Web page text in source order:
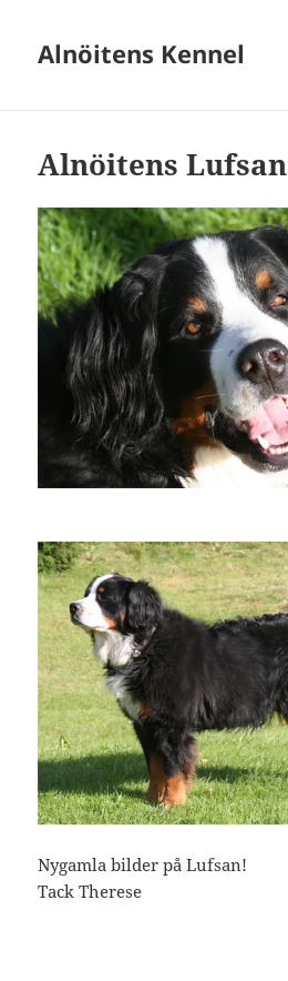
Alnöitens Kennel
Alnöitens Lufsan
Nygamla bilder på Lufsan!
Tack Therese